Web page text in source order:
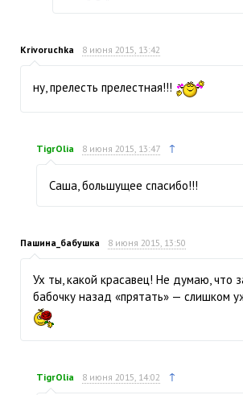
Krivoruchka 8 июня 2015, 13:42
ну, прелесть прелестная!!!
TigrOlia 8 июня 2015, 13:47 ↑
Саша, большущее спасибо!!!
Пашина_бабушка 8 июня 2015, 13:50
Ух ты, какой красавец! Не думаю, что
бабочку назад «прятать» — слишком
TigrOlia 8 июня 2015, 14:02 ↑